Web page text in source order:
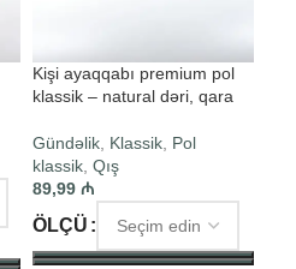
Kişi ayaqqabı premium pol
klassik – natural dəri, qara
Gündəlik Klassik Pol
klassik Qış
89,99 ₼
ÖLÇÜ